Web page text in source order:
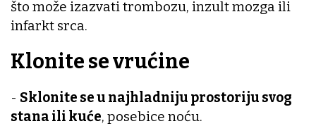
što može izazvati trombozu, inzult mozga ili
infarkt srca.
Klonite se vrućine
- Sklonite se u najhladniju prostoriju svog
stana ili kuće, posebice noću.